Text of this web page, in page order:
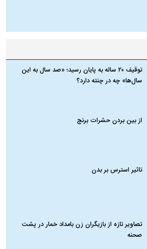
توقیف ۲۰ ساله به پایان رسید؛ «صد سال به این
سال‌ها» چه در چنته دارد؟
از بین بردن حشرات برنج
تاثیر استرس بر بدن
تصاویر تازه از بازیگران زن بامداد خمار در پشت
صحنه